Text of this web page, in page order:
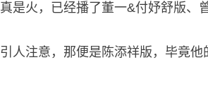
是火，已经播了董一&付妤舒版、
人注意，那便是陈添祥版，毕竟